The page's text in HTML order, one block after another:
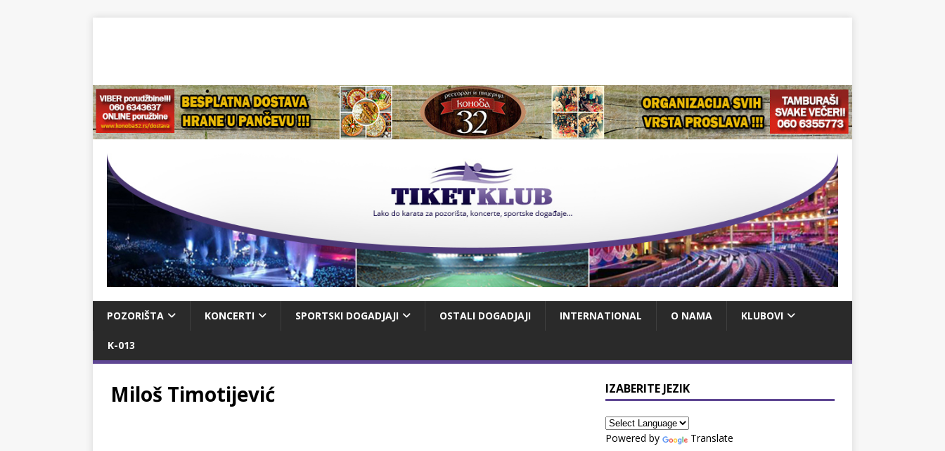
POZORIŠTA KONCERTI SPORTSKI DOGADJAJI OSTALI DOGADJAJI INTERNATIONAL O NAMA KLUBOVI
K-013
Miloš Timotijević IZABERITE JEZIK
Powered by Translate